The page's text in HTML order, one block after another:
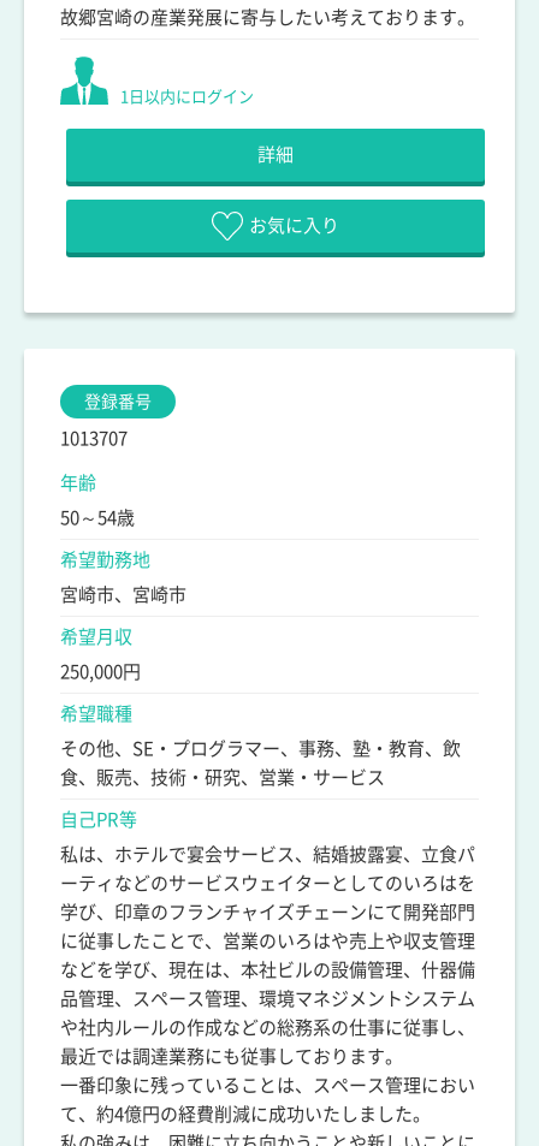
故郷宮崎の産業発展に寄与したい考えております。
1日以内にログイン
詳細
お気に入り
登録番号
1013707
年齢
50～54歳
希望勤務地
宮崎市、宮崎市
希望月収
250,000円
希望職種
その他、SE・プログラマー、事務、塾・教育、飲
食、販売、技術・研究、営業・サービス
自己PR等
私は、ホテルで宴会サービス、結婚披露宴、立食パ
ーティなどのサービスウェイターとしてのいろはを
学び、印章のフランチャイズチェーンにて開発部門
に従事したことで、営業のいろはや売上や収支管理
などを学び、現在は、本社ビルの設備管理、什器備
品管理、スペース管理、環境マネジメントシステム
や社内ルールの作成などの総務系の仕事に従事し、
最近では調達業務にも従事しております。
一番印象に残っていることは、スペース管理におい
て、約4億円の経費削減に成功いたしました。